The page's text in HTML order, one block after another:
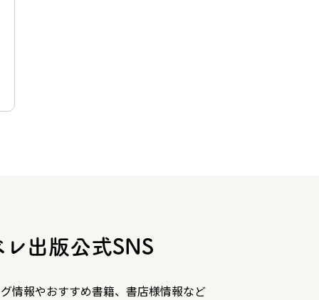
レ出版公式SNS
情報やおすすめ書籍、書店様情報など